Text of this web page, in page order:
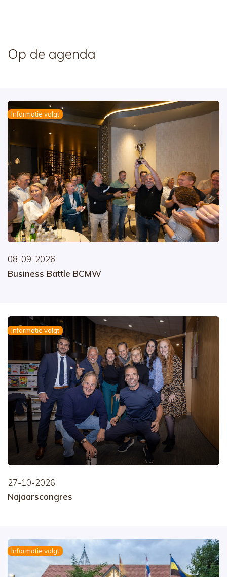
Op de agenda
Informatie volgt
08-09-2026
Business Battle BCMW
Informatie volgt
27-10-2026
Najaarscongres
Informatie volgt